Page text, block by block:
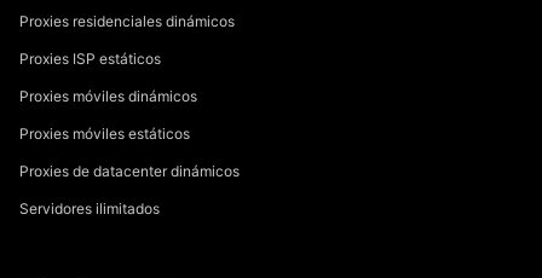
Proxies residenciales dinámicos
Proxies ISP estáticos
Proxies móviles dinámicos
Proxies móviles estáticos
Proxies de datacenter dinámicos
Servidores ilimitados